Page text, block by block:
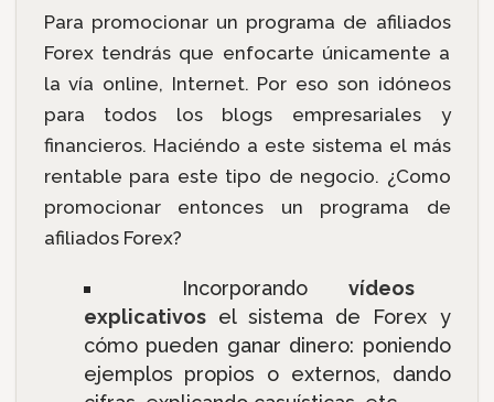
Para promocionar un programa de afiliados
Forex tendrás que enfocarte únicamente a
la vía online, Internet. Por eso son idóneos
para todos los blogs empresariales y
financieros. Haciéndo a este sistema el más
rentable para este tipo de negocio. ¿Como
promocionar entonces un programa de
afiliados Forex?
Incorporandovídeos
explicativosel sistema de Forex y
cómo pueden ganar dinero: poniendo
ejemplos propios o externos, dando